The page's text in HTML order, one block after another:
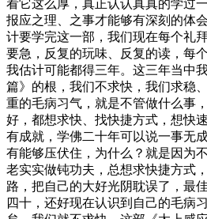
看它这么厚，真正认认真真的学过
报应之理、之事才能够有深刻的体
计要学完这一部，我们现在每个礼
要急，反复的玩味、反复的读，每
我估计可能都得三年。这三年当中
篇》的根，我们不求快，我们求稳
重的毛病习气，就是不管做什么事
好，都想求快、找快捷方式，想快
有成就，学佛二十年可以说一事无
有能够压伏住，为什么？就是因为
老实实做钝功夫，总想求快捷方式
路，把自己的大好光阴耽误了，最
四十，还好现在认识到自己的毛病